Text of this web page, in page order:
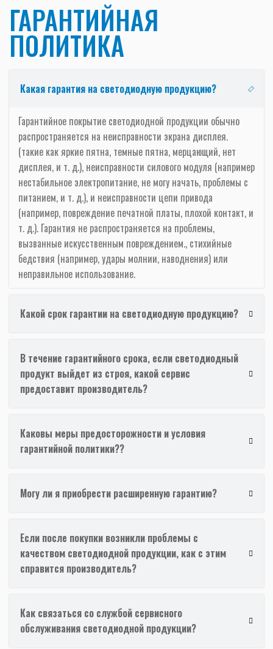
ГАРАНТИЙНАЯ
ПОЛИТИКА
Какая гарантия на светодиодную продукцию?
Гарантийное покрытие светодиодной продукции обычно
распространяется на неисправности экрана дисплея.
(такие как яркие пятна, темные пятна, мерцающий, нет
дисплея, и т. д.), неисправности силового модуля (например
нестабильное электропитание, не могу начать, проблемы с
питанием, и т. д.), и неисправности цепи привода
(например, повреждение печатной платы, плохой контакт, и
т. д.). Гарантия не распространяется на проблемы,
вызванные искусственным повреждением., стихийные
бедствия (например, удары молнии, наводнения) или
неправильное использование.
Какой срок гарантии на светодиодную продукцию?
В течение гарантийного срока, если светодиодный
продукт выйдет из строя, какой сервис
предоставит производитель?
Каковы меры предосторожности и условия
гарантийной политики??
Могу ли я приобрести расширенную гарантию?
Если после покупки возникли проблемы с
качеством светодиодной продукции, как с этим
справится производитель?
Как связаться со службой сервисного
обслуживания светодиодной продукции?